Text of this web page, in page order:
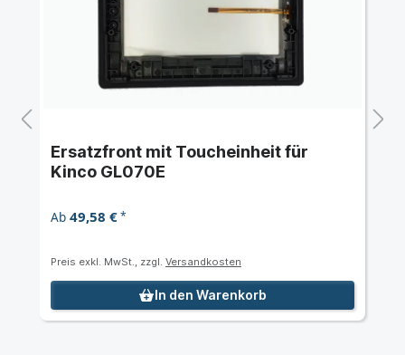
Ersatzfront mit Toucheinheit für
Kinco GL070E
Ab 49,58 €*
Preis exkl. MwSt., zzgl. Versandkosten
In den Warenkorb